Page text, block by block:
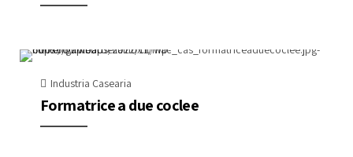
Industria Casearia
Formatrice a due coclee